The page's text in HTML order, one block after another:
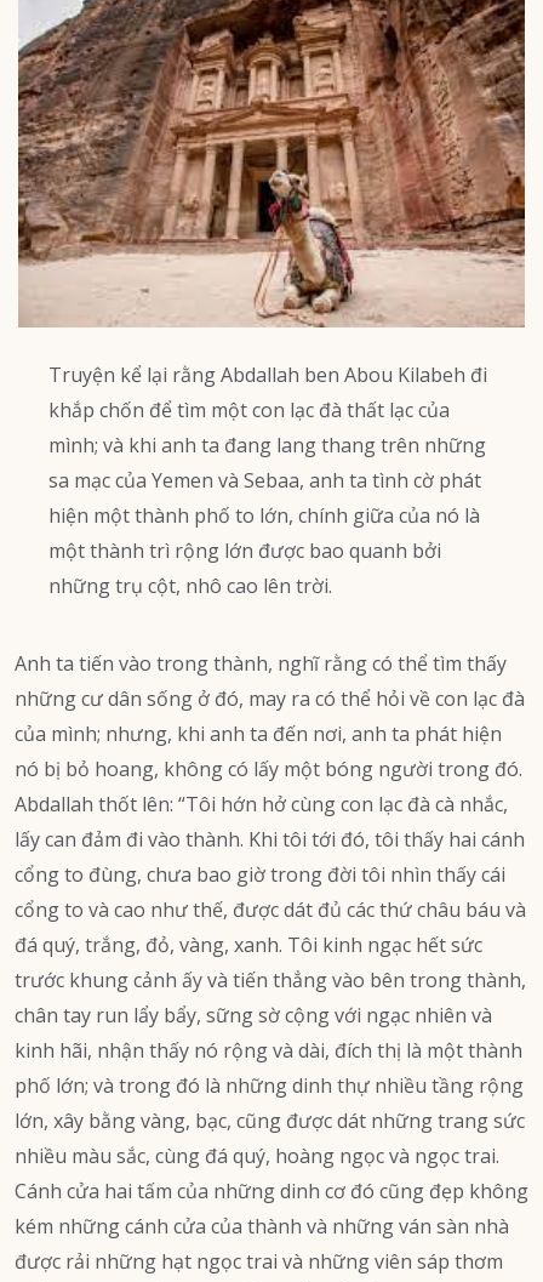
Truyện kể lại rằng Abdallah ben Abou Kilabeh đi
khắp chốn để tìm một con lạc đà thất lạc của
mình; và khi anh ta đang lang thang trên những
sa mạc của Yemen và Sebaa, anh ta tình cờ phát
hiện một thành phố to lớn, chính giữa của nó là
một thành trì rộng lớn được bao quanh bởi
những trụ cột, nhô cao lên trời.
Anh ta tiến vào trong thành, nghĩ rằng có thể tìm thấy
những cư dân sống ở đó, may ra có thể hỏi về con lạc đà
của mình; nhưng, khi anh ta đến nơi, anh ta phát hiện
nó bị bỏ hoang, không có lấy một bóng người trong đó.
Abdallah thốt lên: “Tôi hớn hở cùng con lạc đà cà nhắc,
lấy can đảm đi vào thành. Khi tôi tới đó, tôi thấy hai cánh
cổng to đùng, chưa bao giờ trong đời tôi nhìn thấy cái
cổng to và cao như thế, được dát đủ các thứ châu báu và
đá quý, trắng, đỏ, vàng, xanh. Tôi kinh ngạc hết sức
trước khung cảnh ấy và tiến thẳng vào bên trong thành,
chân tay run lẩy bẩy, sững sờ cộng với ngạc nhiên và
kinh hãi, nhận thấy nó rộng và dài, đích thị là một thành
phố lớn; và trong đó là những dinh thự nhiều tầng rộng
lớn, xây bằng vàng, bạc, cũng được dát những trang sức
nhiều màu sắc, cùng đá quý, hoàng ngọc và ngọc trai.
Cánh cửa hai tấm của những dinh cơ đó cũng đẹp không
kém những cánh cửa của thành và những ván sàn nhà
được rải những hạt ngọc trai và những viên sáp thơm